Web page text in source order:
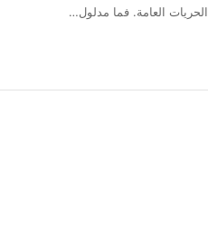
العامة. فما مدلول…